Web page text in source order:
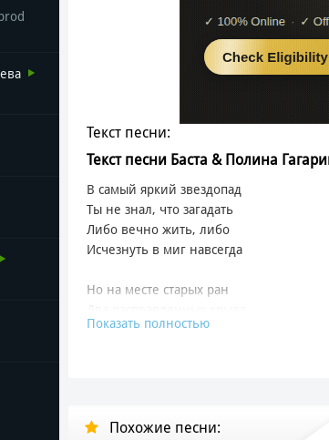
Текст песни:
Текст песни Баста & Полина
В самый яркий звездопад
Ты не знал, что загадать
Либо вечно жить, либо
Исчезнуть в миг навсегда
Но на месте старых ран
Это Феникс
И масса безликих людей - ни тени
Показать полностью
Похожие песни: